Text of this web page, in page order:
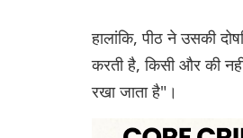
हालांकि, पीठ ने उसकी
करती है, किसी और की
रखा जाता है"।